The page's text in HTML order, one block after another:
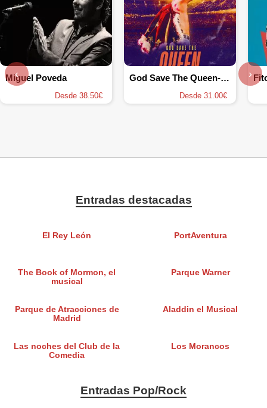
Miguel Poveda
Desde 38.50€
God Save The Queen- Dios Salve a la Reina
Desde 31.00€
‹ ›
Entradas destacadas
El Rey León PortAventura
The Book of Mormon, el
musical
Parque Warner
Parque de Atracciones de
Madrid
Aladdin el Musical
Las noches del Club de la
Comedia
Los Morancos
Entradas Pop/Rock